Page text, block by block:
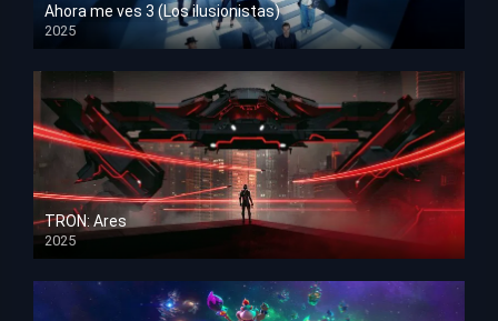
Ahora me ves 3 (Los ilusionistas)
2025
HD 1080p
TRON: Ares
2025
HD 1080p